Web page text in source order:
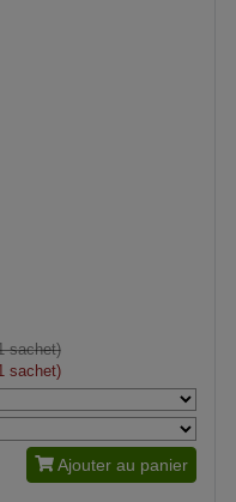
sachet)
sachet)
Ajouter au panier